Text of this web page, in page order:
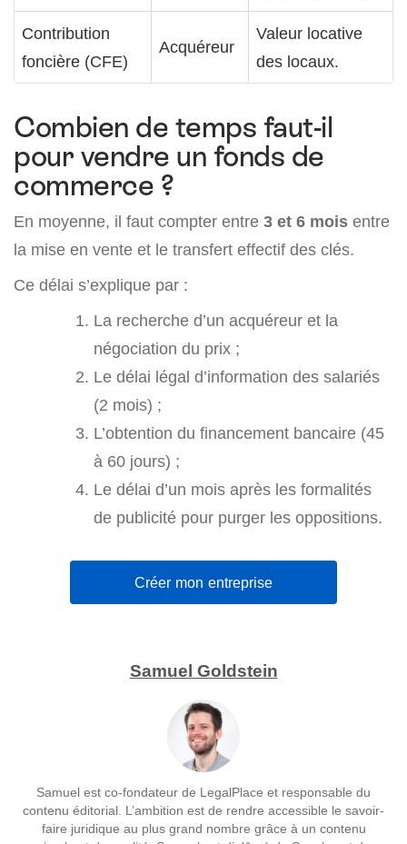
Contribution
foncière (CFE)
Acquéreur
Valeur locative
des locaux.
Combien de temps faut-il
pour vendre un fonds de
commerce ?
En moyenne, il faut compter entre 3 et 6 mois entre
la mise en vente et le transfert effectif des clés.
Ce délai s’explique par :
La recherche d’un acquéreur et la
négociation du prix ;
Le délai légal d’information des salariés
(2 mois) ;
L’obtention du financement bancaire (45
à 60 jours) ;
Le délai d’un mois après les formalités
de publicité pour purger les oppositions.
Créer mon entreprise
Samuel Goldstein
Samuel est co-fondateur de LegalPlace et responsable du
contenu éditorial. L’ambition est de rendre accessible le savoir-
faire juridique au plus grand nombre grâce à un contenu